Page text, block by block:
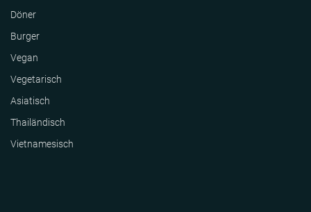
Döner
Burger
Vegan
Vegetarisch
Asiatisch
Thailändisch
Vietnamesisch